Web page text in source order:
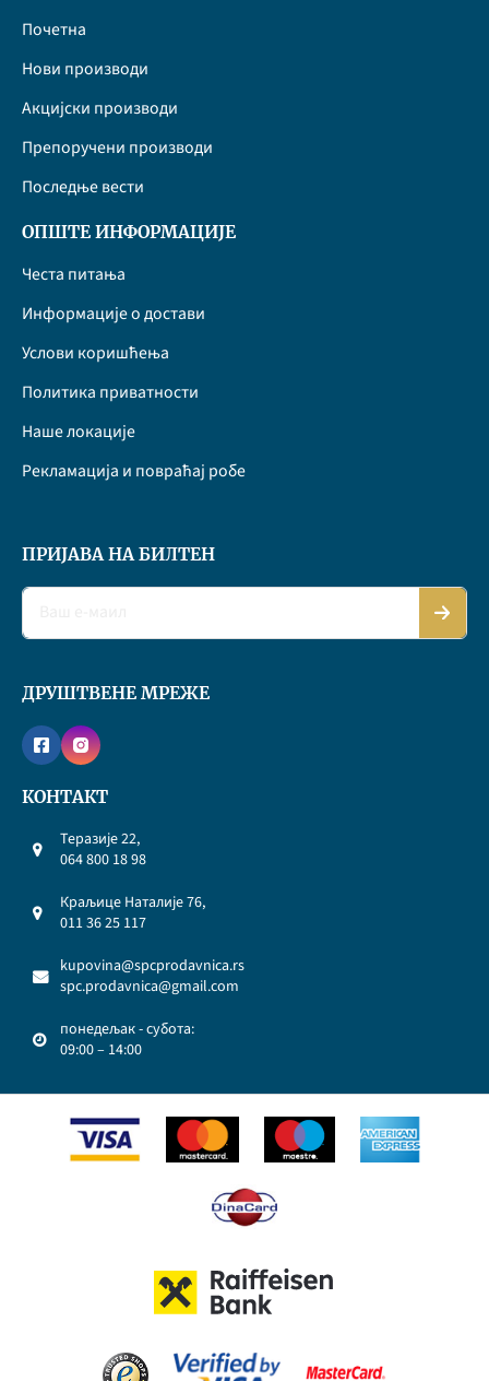
Почетна
Нови производи
Акцијски производи
Препоручени производи
Последње вести
ОПШТЕ ИНФОРМАЦИЈЕ
Честа питања
Информације о достави
Услови коришћења
Политика приватности
Наше локације
Рекламација и повраћај робе
ПРИЈАВА НА БИЛТЕН
ДРУШТВЕНЕ МРЕЖЕ
КОНТАКТ
Теразије 22,
064 800 18 98
Краљице Наталије 76,
011 36 25 117
kupovina@spcprodavnica.rs
spc.prodavnica@gmail.com
понедељак - субота:
09:00 – 14:00